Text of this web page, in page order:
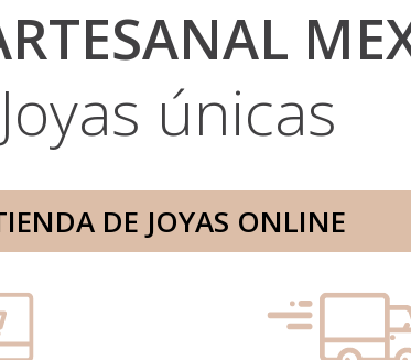
Joyas únicas
DE JOYAS ONLINE